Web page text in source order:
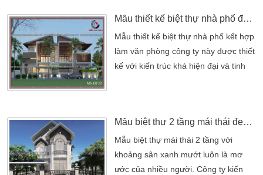
đầu tư một không gian hoàn hảo nhất
như thời vua chúa ngày xưa ở trong
cung điện. Nét đẹp đó hiện nay được
lưu truyền khá rộng rãi ở những […]
Mẫu thiết kế biệt thự nhà phố đẹp kết hợp làm văn phòng
Mẫu thiết kế biệt thự nhà phố kết hợp
làm văn phòng công ty này được thiết
kế với kiến trúc khá hiện đại và tinh
làm văn phòng công ty này được thiết
kế với kiến trúc khá hiện đại và tinh
tế, mang đến một không gian sống
[…]
Mẫu biệt thự 2 tầng mái thái đẹp hiện đại
Mẫu biệt thự mái thái 2 tầng với
khoảng sân xanh mướt luôn là mơ
ước của nhiều người. Công ty kiến